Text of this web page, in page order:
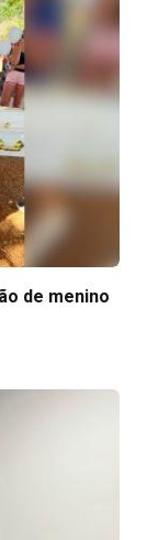
de menino